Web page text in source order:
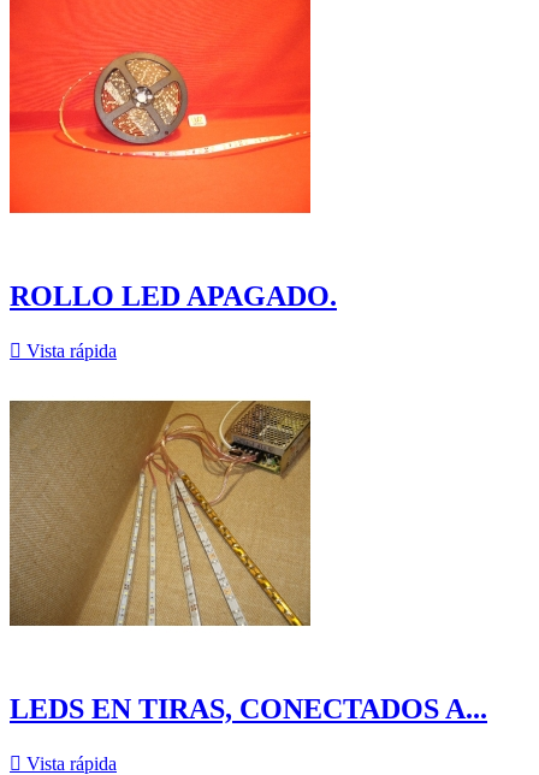
ROLLO LED APAGADO.
 Vista rápida
LEDS EN TIRAS, CONECTADOS A...
 Vista rápida